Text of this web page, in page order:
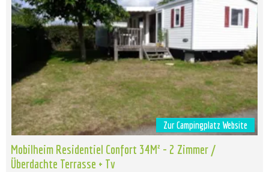
Zur Campingplatz Website
Mobilheim Residentiel Confort 34M² - 2 Zimmer /
Überdachte Terrasse + Tv